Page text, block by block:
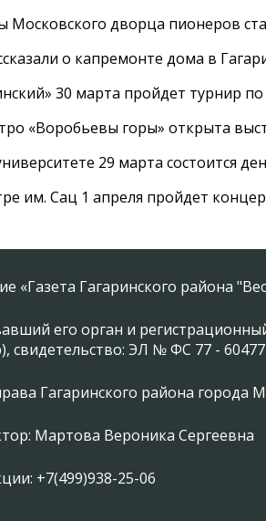
Московского дворца пионеров
о капремонте дома в
30 марта пройдет турнир
«Воробьевы горы» открыта
29 марта состоится
им. Сац 1 апреля пройдет
«Газета Гагаринского района
его орган и
свидетельство: ЭЛ № ФС 77 - 60477
Гагаринского района города
Мартова Вероника Сергеевна
+7(499)938-25-06